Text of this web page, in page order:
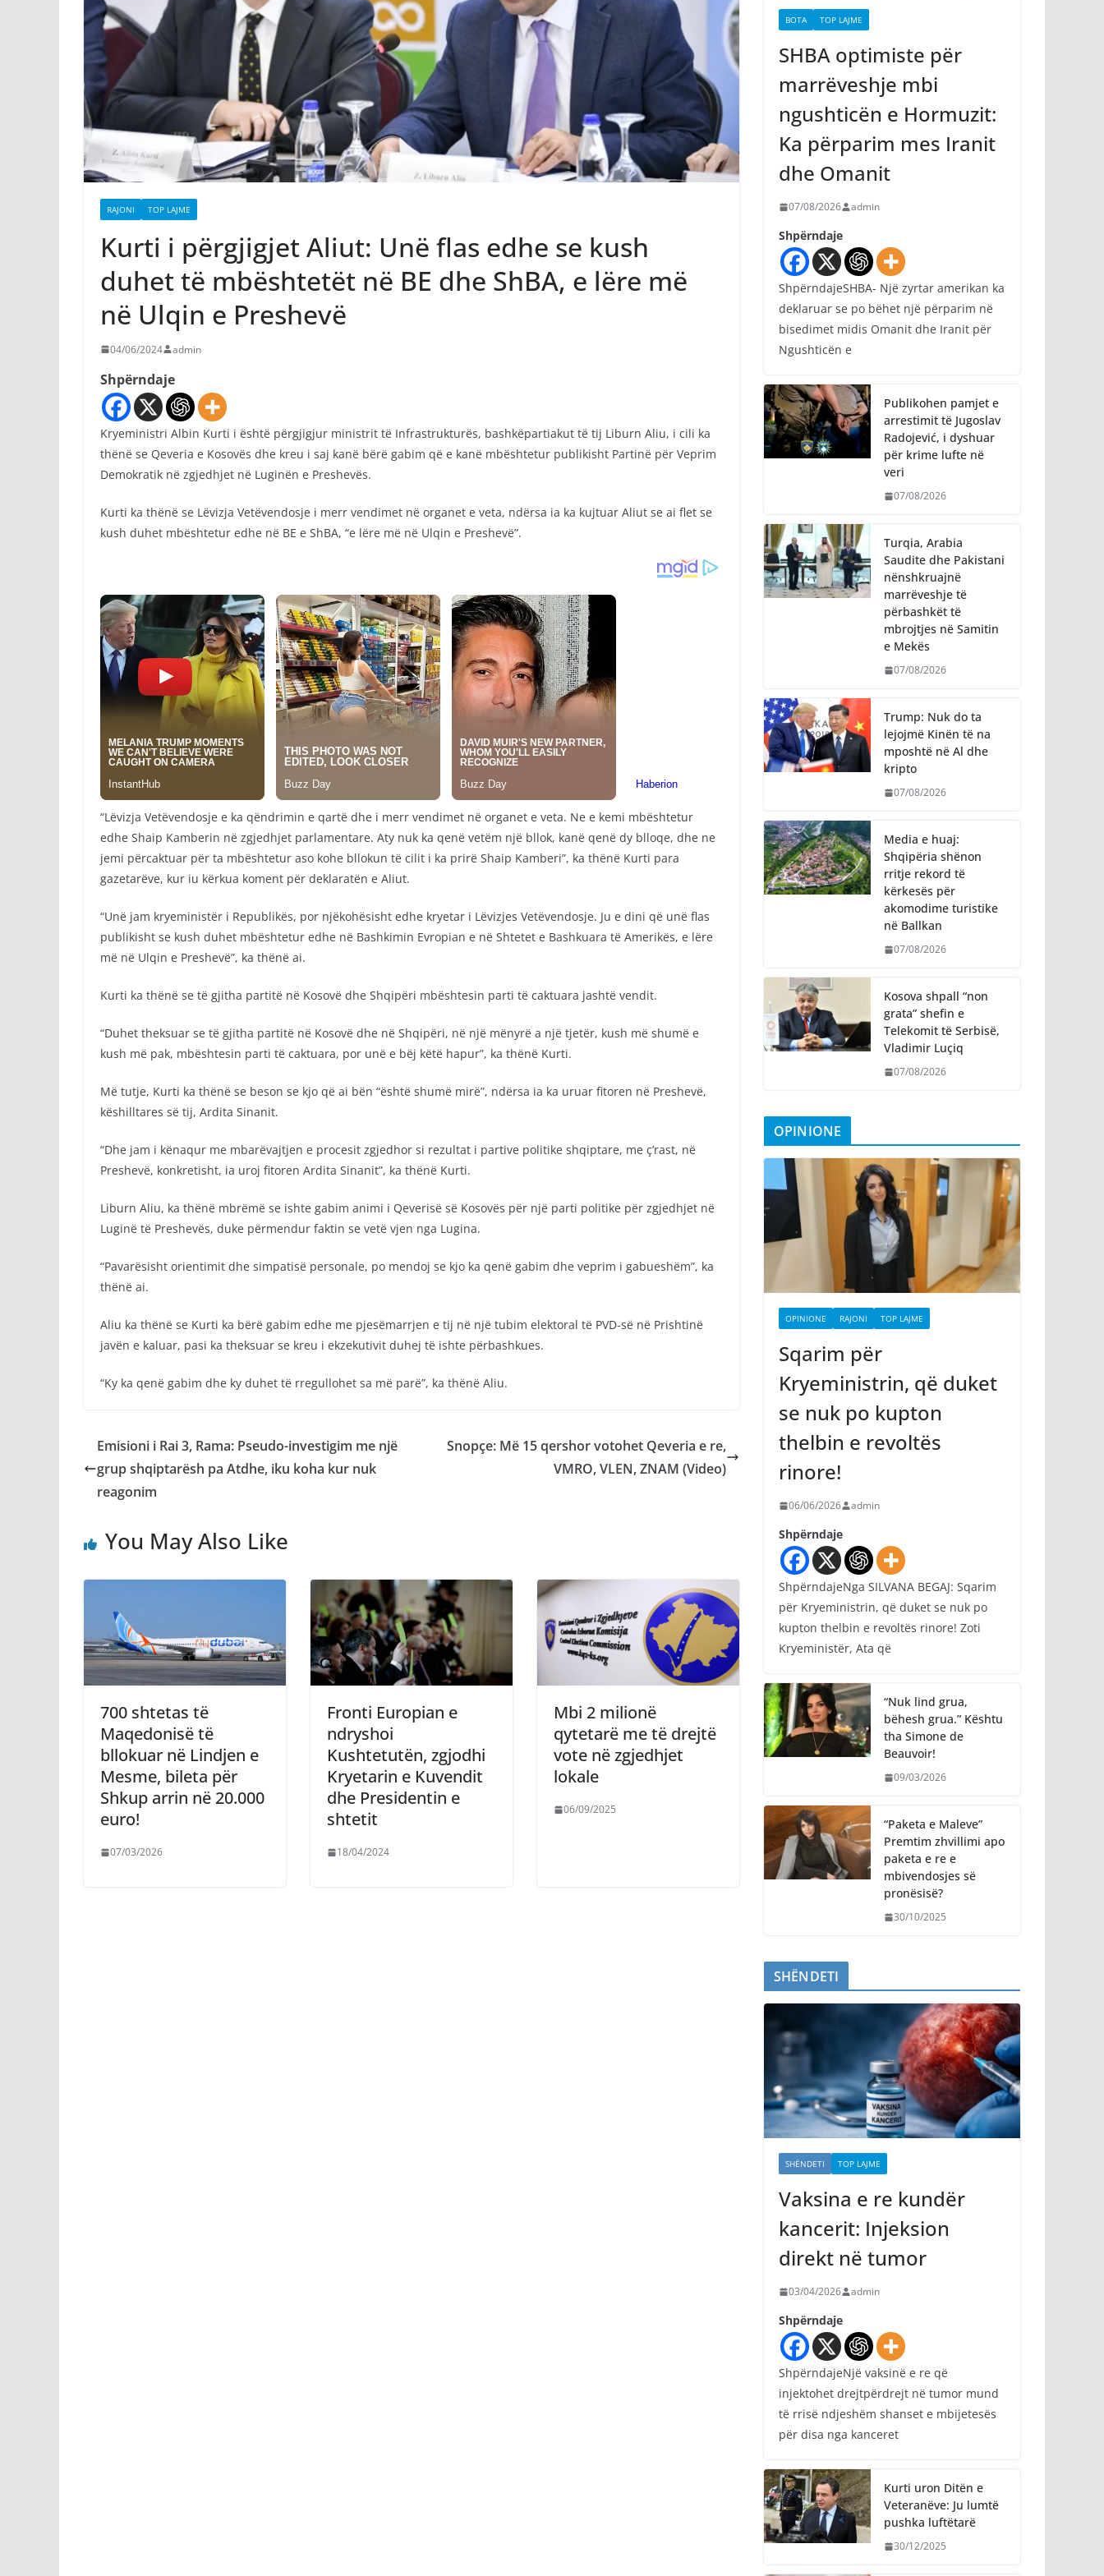
RAJONI TOP LAJME
Kurti i përgjigjet Aliut: Unë flas edhe se kush
duhet të mbështetët në BE dhe ShBA, e lëre më
në Ulqin e Preshevë
04/06/2024 admin
Shpërndaje
Kryeministri Albin Kurti i është përgjigjur ministrit të Infrastrukturës, bashkëpartiakut të tij Liburn Aliu, i cili ka
thënë se Qeveria e Kosovës dhe kreu i saj kanë bërë gabim që e kanë mbështetur publikisht Partinë për Veprim
Demokratik në zgjedhjet në Luginën e Preshevës.
Kurti ka thënë se Lëvizja Vetëvendosje i merr vendimet në organet e veta, ndërsa ia ka kujtuar Aliut se ai flet se
kush duhet mbështetur edhe në BE e ShBA, “e lëre më në Ulqin e Preshevë”.
“Lëvizja Vetëvendosje e ka qëndrimin e qartë dhe i merr vendimet në organet e veta. Ne e kemi mbështetur
edhe Shaip Kamberin në zgjedhjet parlamentare. Aty nuk ka qenë vetëm një bllok, kanë qenë dy blloqe, dhe ne
jemi përcaktuar për ta mbështetur aso kohe bllokun të cilit i ka prirë Shaip Kamberi”, ka thënë Kurti para
gazetarëve, kur iu kërkua koment për deklaratën e Aliut.
“Unë jam kryeministër i Republikës, por njëkohësisht edhe kryetar i Lëvizjes Vetëvendosje. Ju e dini që unë flas
publikisht se kush duhet mbështetur edhe në Bashkimin Evropian e në Shtetet e Bashkuara të Amerikës, e lëre
më në Ulqin e Preshevë”, ka thënë ai.
Kurti ka thënë se të gjitha partitë në Kosovë dhe Shqipëri mbështesin parti të caktuara jashtë vendit.
“Duhet theksuar se të gjitha partitë në Kosovë dhe në Shqipëri, në një mënyrë a një tjetër, kush më shumë e
kush më pak, mbështesin parti të caktuara, por unë e bëj këtë hapur”, ka thënë Kurti.
Më tutje, Kurti ka thënë se beson se kjo që ai bën “është shumë mirë”, ndërsa ia ka uruar fitoren në Preshevë,
këshilltares së tij, Ardita Sinanit.
“Dhe jam i kënaqur me mbarëvajtjen e procesit zgjedhor si rezultat i partive politike shqiptare, me ç’rast, në
Preshevë, konkretisht, ia uroj fitoren Ardita Sinanit”, ka thënë Kurti.
Liburn Aliu, ka thënë mbrëmë se ishte gabim animi i Qeverisë së Kosovës për një parti politike për zgjedhjet në
Luginë të Preshevës, duke përmendur faktin se vetë vjen nga Lugina.
“Pavarësisht orientimit dhe simpatisë personale, po mendoj se kjo ka qenë gabim dhe veprim i gabueshëm”, ka
thënë ai.
Aliu ka thënë se Kurti ka bërë gabim edhe me pjesëmarrjen e tij në një tubim elektoral të PVD-së në Prishtinë
javën e kaluar, pasi ka theksuar se kreu i ekzekutivit duhej të ishte përbashkues.
“Ky ka qenë gabim dhe ky duhet të rregullohet sa më parë”, ka thënë Aliu.
Emisioni i Rai 3, Rama: Pseudo-investigim me një
grup shqiptarësh pa Atdhe, iku koha kur nuk
reagonim
Snopçe: Më 15 qershor votohet Qeveria e re,
VMRO, VLEN, ZNAM (Video)
You May Also Like
700 shtetas të
Maqedonisë të
bllokuar në Lindjen e
Mesme, bileta për
Shkup arrin në 20.000
euro!
07/03/2026
Fronti Europian e
ndryshoi
Kushtetutën, zgjodhi
Kryetarin e Kuvendit
dhe Presidentin e
shtetit
18/04/2024
Mbi 2 milionë
qytetarë me të drejtë
vote në zgjedhjet
lokale
06/09/2025
BOTA TOP LAJME
SHBA optimiste për
marrëveshje mbi
ngushticën e Hormuzit:
Ka përparim mes Iranit
dhe Omanit
07/08/2026 admin
Shpërndaje
ShpërndajeSHBA- Një zyrtar amerikan ka
deklaruar se po bëhet një përparim në
bisedimet midis Omanit dhe Iranit për
Ngushticën e
Publikohen pamjet e
arrestimit të Jugoslav
Radojević, i dyshuar
për krime lufte në
veri
07/08/2026
Turqia, Arabia
Saudite dhe Pakistani
nënshkruajnë
marrëveshje të
përbashkët të
mbrojtjes në Samitin
e Mekës
07/08/2026
Trump: Nuk do ta
lejojmë Kinën të na
mposhtë në Al dhe
kripto
07/08/2026
Media e huaj:
Shqipëria shënon
rritje rekord të
kërkesës për
akomodime turistike
në Ballkan
07/08/2026
Kosova shpall “non
grata” shefin e
Telekomit të Serbisë,
Vladimir Luçiq
07/08/2026
OPINIONE
OPINIONE RAJONI TOP LAJME
Sqarim për
Kryeministrin, që duket
se nuk po kupton
thelbin e revoltës
rinore!
06/06/2026 admin
Shpërndaje
ShpërndajeNga SILVANA BEGAJ: Sqarim
për Kryeministrin, që duket se nuk po
kupton thelbin e revoltës rinore! Zoti
Kryeministër, Ata që
“Nuk lind grua,
bëhesh grua.” Kështu
tha Simone de
Beauvoir!
09/03/2026
“Paketa e Maleve”
Premtim zhvillimi apo
paketa e re e
mbivendosjes së
pronësisë?
30/10/2025
SHËNDETI
SHËNDETI TOP LAJME
Vaksina e re kundër
kancerit: Injeksion
direkt në tumor
03/04/2026 admin
Shpërndaje
ShpërndajeNjë vaksinë e re që
injektohet drejtpërdrejt në tumor mund
të rrisë ndjeshëm shanset e mbijetesës
për disa nga kanceret
Kurti uron Ditën e
Veteranëve: Ju lumtë
pushka luftëtarë
30/12/2025